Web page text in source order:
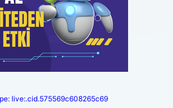
live:.cid.575569c608265c69